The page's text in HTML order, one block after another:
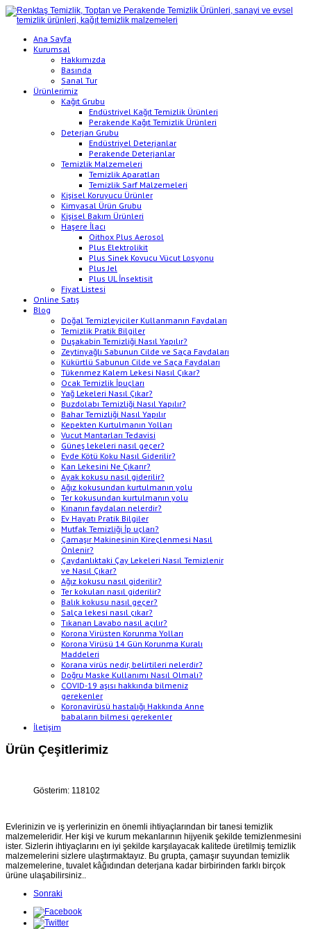
Ana Sayfa
Kurumsal
Hakkımızda
Basında
Sanal Tur
Ürünlerimiz
Kağıt Grubu
Endüstriyel Kağıt Temizlik Ürünleri
Perakende Kağıt Temizlik Ürünleri
Deterjan Grubu
Endüstriyel Deterjanlar
Perakende Deterjanlar
Temizlik Malzemeleri
Temizlik Aparatları
Temizlik Sarf Malzemeleri
Kişisel Koruyucu Ürünler
Kimyasal Ürün Grubu
Kişisel Bakım Ürünleri
Haşere İlacı
Oithox Plus Aerosol
Plus Elektrolikit
Plus Sinek Kovucu Vücut Losyonu
Plus Jel
Plus UL İnsektisit
Fiyat Listesi
Online Satış
Blog
Doğal Temizleyiciler Kullanmanın Faydaları
Temizlik Pratik Bilgiler
Duşakabin Temizliği Nasıl Yapılır?
Zeytinyağlı Sabunun Cilde ve Saça Faydaları
Kükürtlü Sabunun Cilde ve Saça Faydaları
Tükenmez Kalem Lekesi Nasıl Çıkar?
Ocak Temizlik İpuçları
Yağ Lekeleri Nasıl Çıkar?
Buzdolabı Temizliği Nasıl Yapılır?
Bahar Temizliği Nasıl Yapılır
Kepekten Kurtulmanın Yolları
Vucut Mantarları Tedavisi
Güneş lekeleri nasıl geçer?
Evde Kötü Koku Nasıl Giderilir?
Kan Lekesini Ne Çıkarır?
Ayak kokusu nasıl giderilir?
Ağız kokusundan kurtulmanın yolu
Ter kokusundan kurtulmanın yolu
Kınanın faydaları nelerdir?
Ev Hayatı Pratik Bilgiler
Mutfak Temizliği İp uçları?
Çamaşır Makinesinin Kireçlenmesi Nasıl
Önlenir?
Çaydanlıktaki Çay Lekeleri Nasıl Temizlenir
ve Nasıl Çıkar?
Ağız kokusu nasıl giderilir?
Ter kokuları nasıl giderilir?
Balık kokusu nasıl geçer?
Salça lekesi nasıl çıkar?
Tıkanan Lavabo nasıl açılır?
Korona Virüsten Korunma Yolları
Korona Virüsü 14 Gün Korunma Kuralı
Maddeleri
Korana virüs nedir, belirtileri nelerdir?
Doğru Maske Kullanımı Nasıl Olmalı?
COVID-19 aşısı hakkında bilmeniz
gerekenler
Koronavirüsü hastalığı Hakkında Anne
babaların bilmesi gerekenler
İletişim
Ürün Çeşitlerimiz
Gösterim: 118102
Evlerinizin ve iş yerlerinizin en önemli ihtiyaçlarından bir tanesi temizlik
malzemeleridir. Her kişi ve kurum mekanlarının hijyenik şekilde temizlenmesini
ister. Sizlerin ihtiyaçlarını en iyi şekilde karşılayacak kalitede üretilmiş temizlik
malzemelerini sizlere ulaştırmaktayız. Bu grupta, çamaşır suyundan temizlik
malzemelerine, tuvalet kâğıdından deterjana kadar birbirinden farklı birçok
ürüne ulaşabilirsiniz..
Sonraki